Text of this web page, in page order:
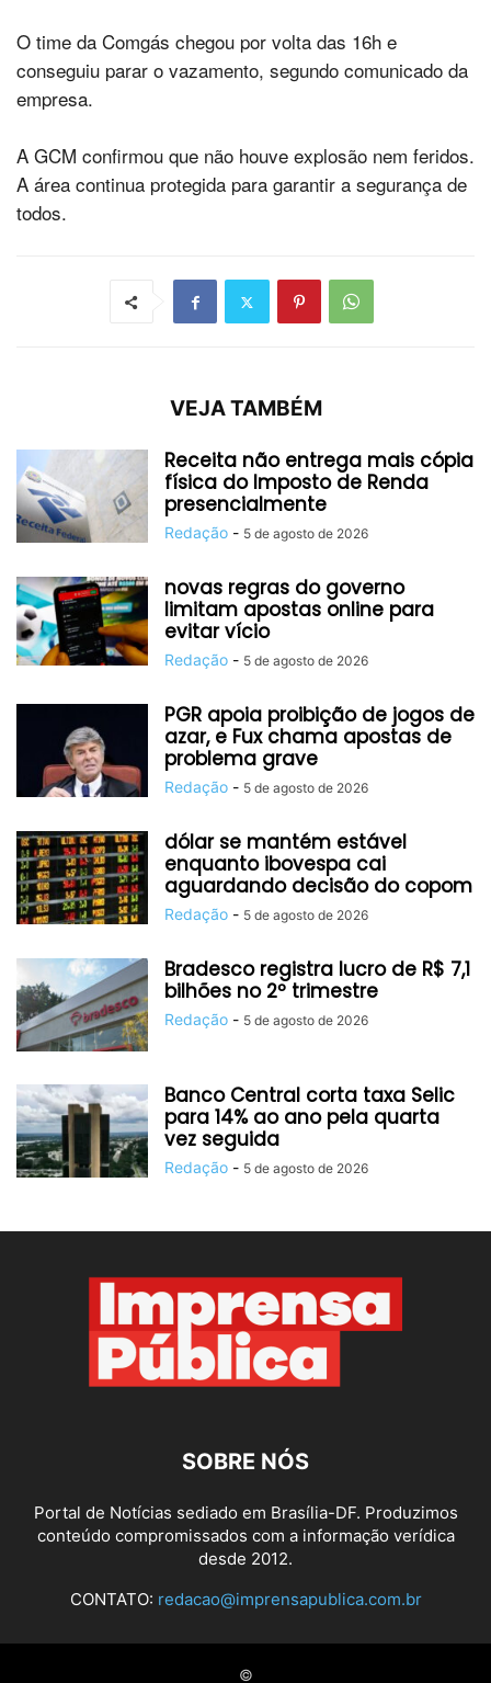
O time da Comgás chegou por volta das 16h e
conseguiu parar o vazamento, segundo comunicado da
empresa.
A GCM confirmou que não houve explosão nem feridos.
A área continua protegida para garantir a segurança de
todos.
VEJA TAMBÉM
Receita não entrega mais cópia
física do Imposto de Renda
presencialmente
Redação - 5 de agosto de 2026
novas regras do governo
limitam apostas online para
evitar vício
Redação - 5 de agosto de 2026
PGR apoia proibição de jogos de
azar, e Fux chama apostas de
problema grave
Redação - 5 de agosto de 2026
dólar se mantém estável
enquanto ibovespa cai
aguardando decisão do copom
Redação - 5 de agosto de 2026
Bradesco registra lucro de R$ 7,1
bilhões no 2º trimestre
Redação - 5 de agosto de 2026
Banco Central corta taxa Selic
para 14% ao ano pela quarta
vez seguida
Redação - 5 de agosto de 2026
SOBRE NÓS
Portal de Notícias sediado em Brasília-DF. Produzimos
conteúdo compromissados com a informação verídica
desde 2012.
CONTATO: redacao@imprensapublica.com.br
©